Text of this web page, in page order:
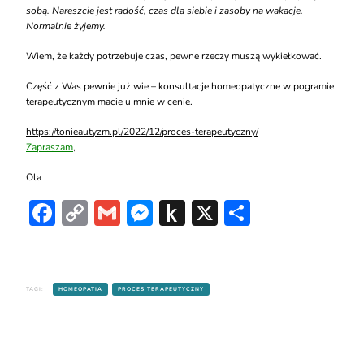
sobą. Nareszcie jest radość, czas dla siebie i zasoby na wakacje.
Normalnie żyjemy.
Wiem, że każdy potrzebuje czas, pewne rzeczy muszą wykiełkować.
Część z Was pewnie już wie – konsultacje homeopatyczne w pogramie
terapeutycznym macie u mnie w cenie.
https://tonieautyzm.pl/2022/12/proces-terapeutyczny/
Zapraszam,
Ola
Facebook
CopyGmailMessenger
Push
X
TAGI: HOMEOPATIA PROCES TERAPEUTYCZNY